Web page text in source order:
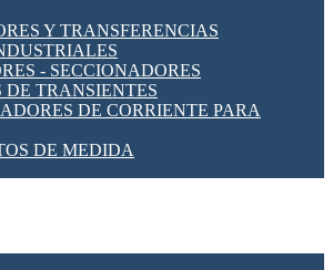
Y TRANSFERENCIAS
- SECCIONADORES
DE TRANSIENTES
DE CORRIENTE PARA
DE MEDIDA